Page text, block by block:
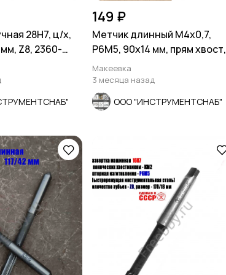
28Н7, ц/х,
Z8, 2360-
149 ₽
Метчик длинный М4х0,7,
Р6М5, 90х14 мм, прям хвост,
осн шаг, СССР..
Макеевка
3 месяца назад
ООО "ИНСТРУМЕНТСНАБ"